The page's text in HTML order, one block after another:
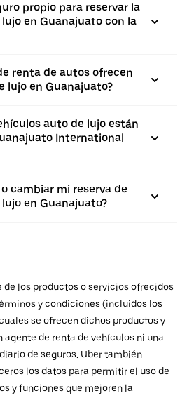
propio para reservar la
en Guanajuato con la
renta de autos ofrecen
lujo en Guanajuato?
auto de lujo están
International
cambiar mi reserva de
en Guanajuato?
de los productos o servicios ofrecidos
y condiciones (incluidos los
se ofrecen dichos productos y
agente de renta de vehículos ni una
de seguros. Uber también
los datos para permitir el uso de
y funciones que mejoren la